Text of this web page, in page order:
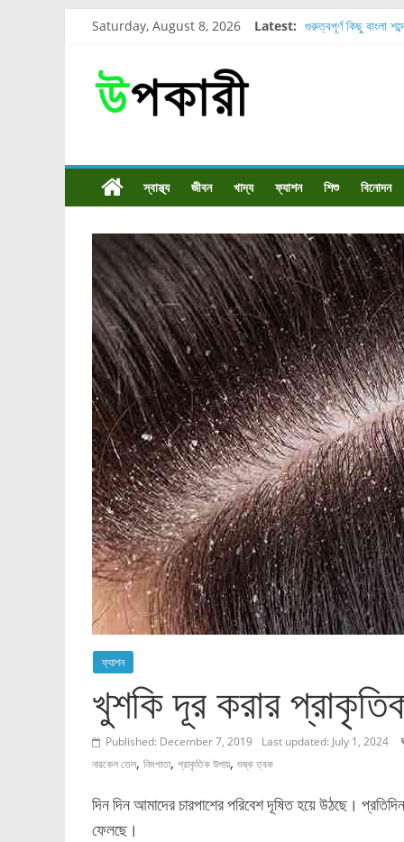
Saturday, August 8, 2026 Latest: গুরুত্বপূর্ণ কিছু বাংলা
স্বাস্থ্য জীবন খাদ্য ফ্যাশন শিশু বিনোদন
ফ্যাশন
খুশকি দূর করার
Published: December 7, 2019
Last updated: July 1, 2024
নারকেল তেল, নিমপাতা, প্রাকৃতিক উপায়, শুষ্ক ত্বক
দিন দিন আমাদের চারপাশের পরিবেশ দূষিত হয়ে উঠছে।
ফেলছে।